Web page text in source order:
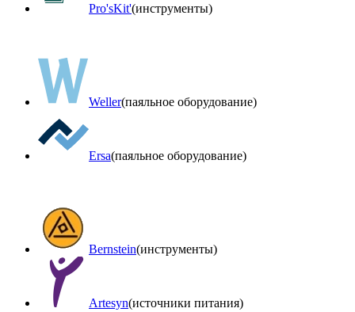
Pro'sKit'(инструменты)
Weller(паяльное оборудование)
Ersa(паяльное оборудование)
Bernstein(инструменты)
Artesyn(источники питания)